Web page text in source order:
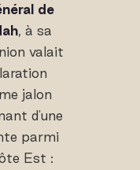
de
, à sa
valait
jalon
d'une
parmi
Est :